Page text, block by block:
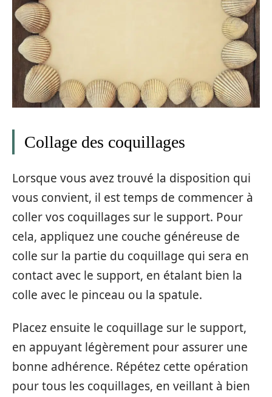
Collage des coquillages
Lorsque vous avez trouvé la disposition qui
vous convient, il est temps de commencer à
coller vos coquillages sur le support. Pour
cela, appliquez une couche généreuse de
colle sur la partie du coquillage qui sera en
contact avec le support, en étalant bien la
colle avec le pinceau ou la spatule.
Placez ensuite le coquillage sur le support,
en appuyant légèrement pour assurer une
bonne adhérence. Répétez cette opération
pour tous les coquillages, en veillant à bien